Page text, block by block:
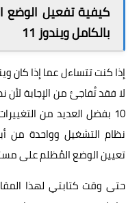
كيفية تفعيل
بالكامل ويندوز 11
10 بفضل العديد من
نظام التشغيل وواحدة من
تعيين الوضع المُظلم على
حتى وقت كتابتي لهذا